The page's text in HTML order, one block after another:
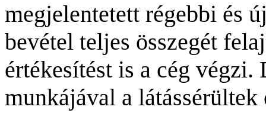
megjelentetett régebbi és
bevétel teljes összegét
értékesítést is a cég végzi.
munkájával a